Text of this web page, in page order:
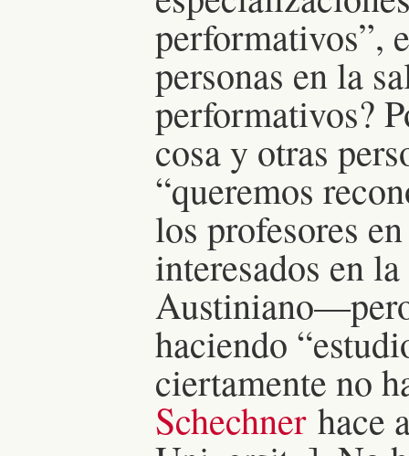
performativos”,
personas en la
performativos?
cosa y otras
“queremos
los profesores
interesados en
haciendo
ciertamente no
Schechnerhace